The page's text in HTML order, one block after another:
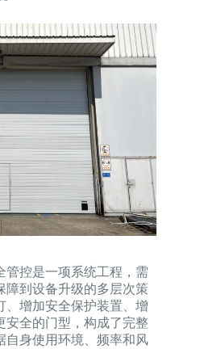
管控是一项系统工程，需
障到设备升级的多层次策
、增加安全保护装置、增
安全的门型，构成了完整
自身使用环境、频率和风